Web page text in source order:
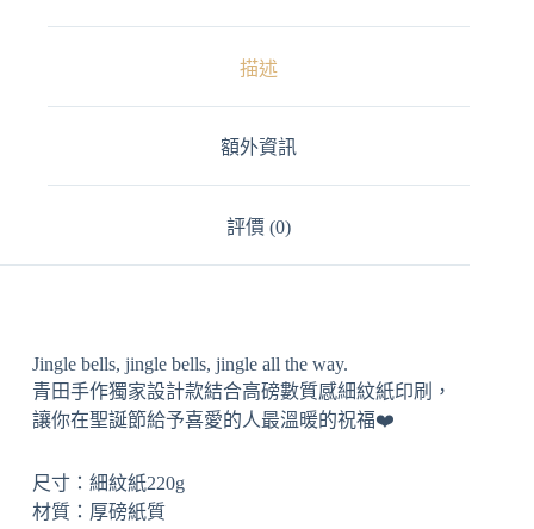
描述
額外資訊
評價 (0)
Jingle bells, jingle bells, jingle all the way.
青田手作獨家設計款結合高磅數質感細紋紙印刷，
讓你在聖誕節給予喜愛的人最溫暖的祝福❤️
尺寸：細紋紙220g
材質：厚磅紙質